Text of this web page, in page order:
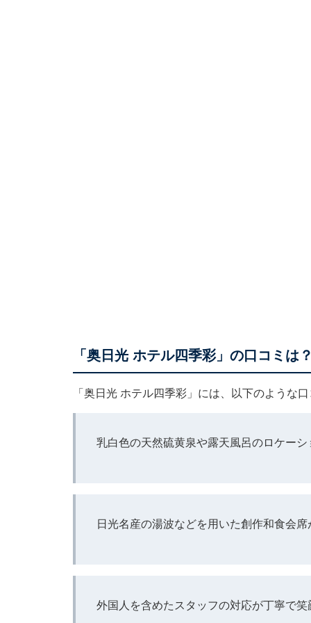
「奥日光 ホテル四季彩」の口コミは
「奥日光 ホテル四季彩」には、以下のような
乳白色の天然硫黄泉や露天風呂のロケー
日光名産の湯波などを用いた創作和食会席
外国人を含めたスタッフの対応が丁寧で笑